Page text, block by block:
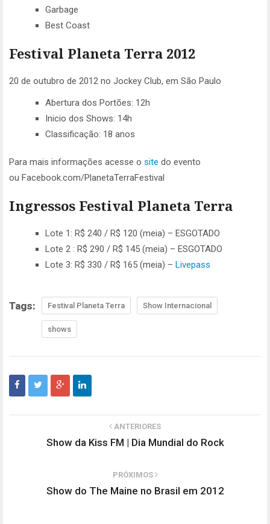
Garbage
Best Coast
Festival Planeta Terra 2012
20 de outubro de 2012 no Jockey Club, em São Paulo
Abertura dos Portões: 12h
Inicio dos Shows: 14h
Classificação: 18 anos
Para mais informações acesse o site do evento
ou Facebook.com/PlanetaTerraFestival
Ingressos Festival Planeta Terra
Lote 1: R$ 240 / R$ 120 (meia) – ESGOTADO
Lote 2 : R$ 290 / R$ 145 (meia) – ESGOTADO
Lote 3: R$ 330 / R$ 165 (meia) – Livepass
Tags: Festival Planeta Terra Show Internacional
shows
ANTERIORES
Show da Kiss FM | Dia Mundial do Rock
PRÓXIMOS
Show do The Maine no Brasil em 2012